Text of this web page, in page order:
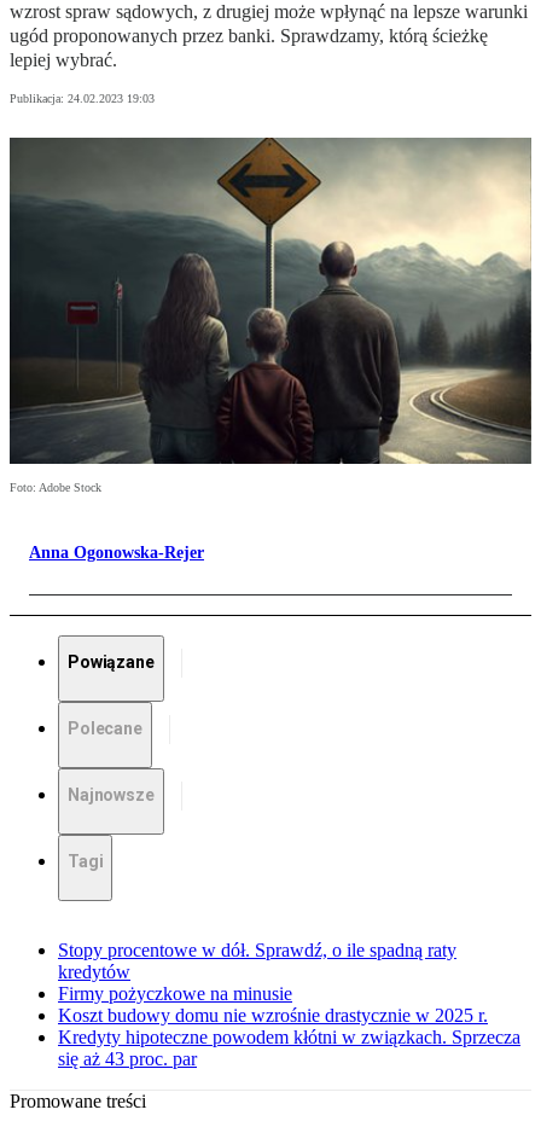
wzrost spraw sądowych, z drugiej może wpłynąć na lepsze warunki
ugód proponowanych przez banki. Sprawdzamy, którą ścieżkę
lepiej wybrać.
Publikacja: 24.02.2023 19:03
Foto: Adobe Stock
Anna Ogonowska-Rejer
Powiązane
Polecane
Najnowsze
Tagi
Stopy procentowe w dół. Sprawdź, o ile spadną raty
kredytów
Firmy pożyczkowe na minusie
Koszt budowy domu nie wzrośnie drastycznie w 2025 r.
Kredyty hipoteczne powodem kłótni w związkach. Sprzecza
się aż 43 proc. par
Promowane treści